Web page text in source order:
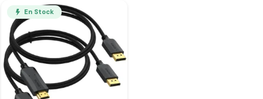
En Stock